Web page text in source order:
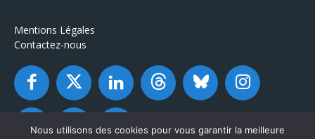
Mentions Légales
Contactez-nous
Nous utilisons des cookies pour vous garantir la meilleure